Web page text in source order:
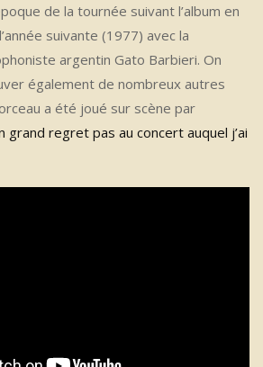
de la tournée suivant l’album en
suivante (1977) avec la
argentin Gato Barbieri. On
également de nombreux autres
a été joué sur scène par
grand regret pas au concert auquel j’ai